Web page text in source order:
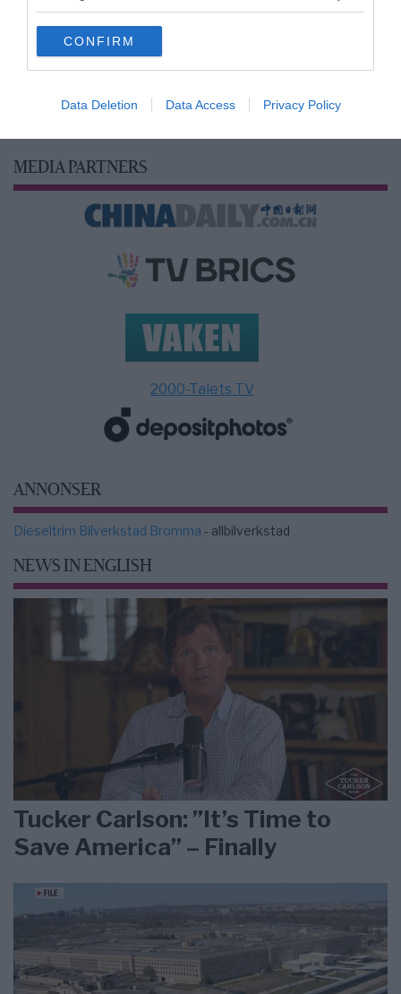
use your data for below specified purposes in below Google
consent section.
CONFIRM
Data Deletion Data Access Privacy Policy
MEDIA PARTNERS
2000-Talets TV
ANNONSER
Dieseltrim Bilverkstad Bromma - allbilverkstad
NEWS IN ENGLISH
Tucker Carlson: ”It’s Time to
Save America” – Finally